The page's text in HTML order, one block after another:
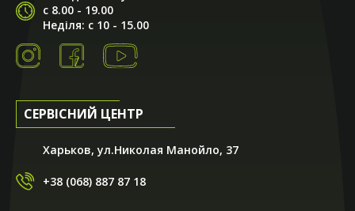
с 8.00 - 19.00
Неділя: с 10 - 15.00
СЕРВІСНИЙ ЦЕНТР
Харьков, ул.Николая Манойло, 37
+38 (068) 887 87 18